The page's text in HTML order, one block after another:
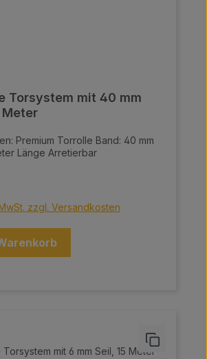
Torsystem mit 40 mm
Meter
40 mm
Breite 15 Meter Länge Arretierbar
zzgl. Versandkosten